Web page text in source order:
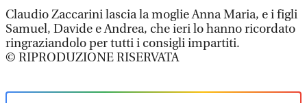
Claudio Zaccarini lascia la moglie Anna Maria, e i figli
Samuel, Davide e Andrea, che ieri lo hanno ricordato
ringraziandolo per tutti i consigli impartiti.
© RIPRODUZIONE RISERVATA